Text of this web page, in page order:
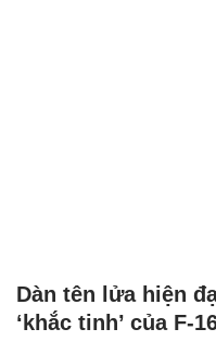
Dàn tên lửa hiện
‘khắc tinh’ của F-